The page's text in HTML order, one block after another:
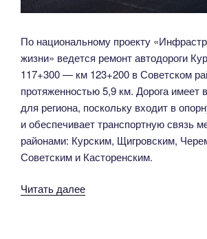
По национальному проекту
жизни» ведется ремонт автодороги
117+300 — км 123+200 в Советском
протяженностью 5,9 км. Дорога имеет
для региона, поскольку входит в
и обеспечивает транспортную связь
районами: Курским, Щигровским,
Советским и Касторенским.
Читать далее«В